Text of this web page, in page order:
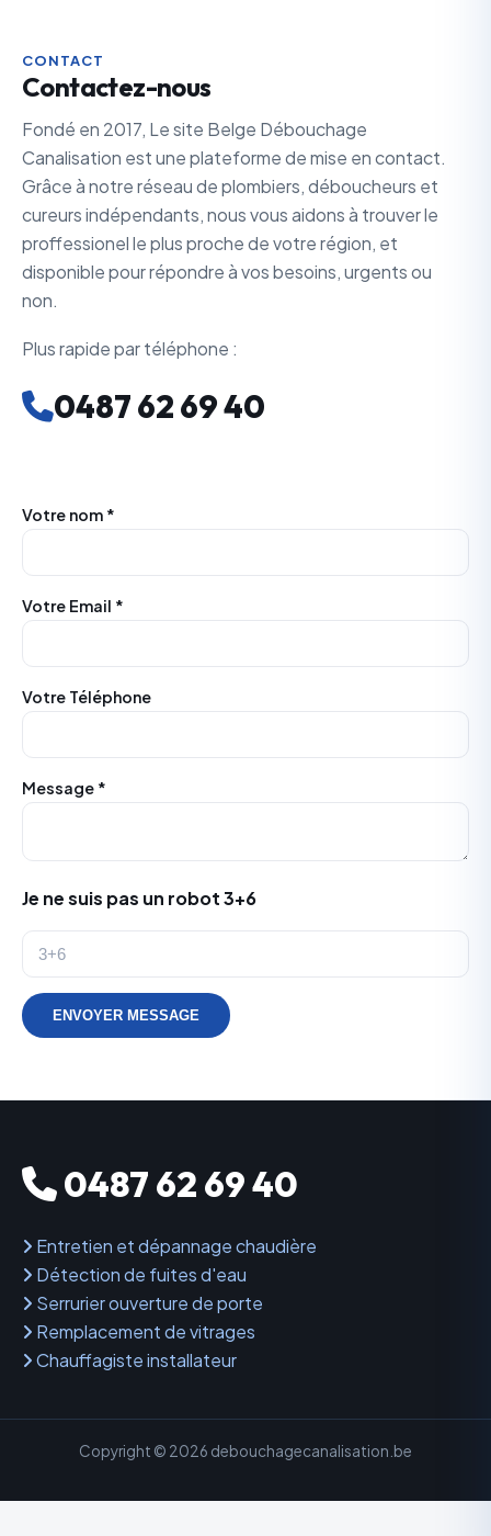
CONTACT
Contactez-nous
Fondé en 2017, Le site Belge Débouchage
Canalisation est une plateforme de mise en contact.
Grâce à notre réseau de plombiers, déboucheurs et
cureurs indépendants, nous vous aidons à trouver le
proffessionel le plus proche de votre région, et
disponible pour répondre à vos besoins, urgents ou
non.
Plus rapide par téléphone :
0487 62 69 40
Votre nom *
Votre Email *
Votre Téléphone
Message *
Je ne suis pas un robot 3+6
ENVOYER MESSAGE
0487 62 69 40
Entretien et dépannage chaudière
Détection de fuites d'eau
Serrurier ouverture de porte
Remplacement de vitrages
Chauffagiste installateur
Copyright © 2026 debouchagecanalisation.be